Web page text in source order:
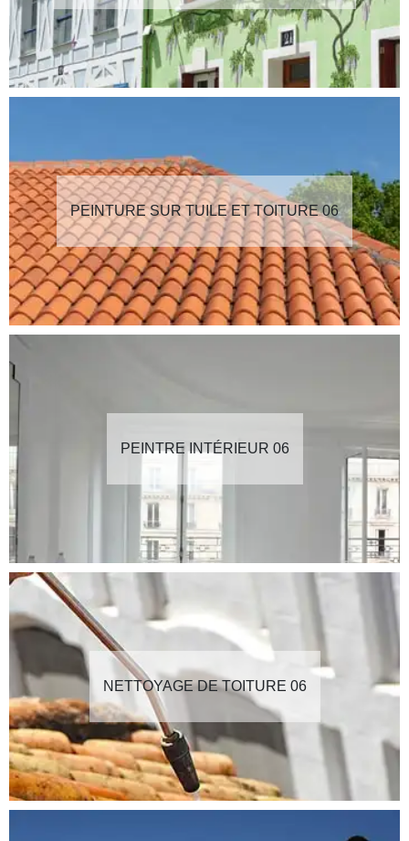
PEINTURE SUR TUILE ET TOITURE 06
PEINTRE INTÉRIEUR 06
NETTOYAGE DE TOITURE 06